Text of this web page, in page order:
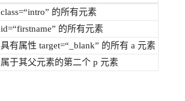
class=“intro” 的所有元素
id=“firstname” 的所有元素
具有属性 target=“_blank” 的所有 a 元素
属于其父元素的第二个 p 元素